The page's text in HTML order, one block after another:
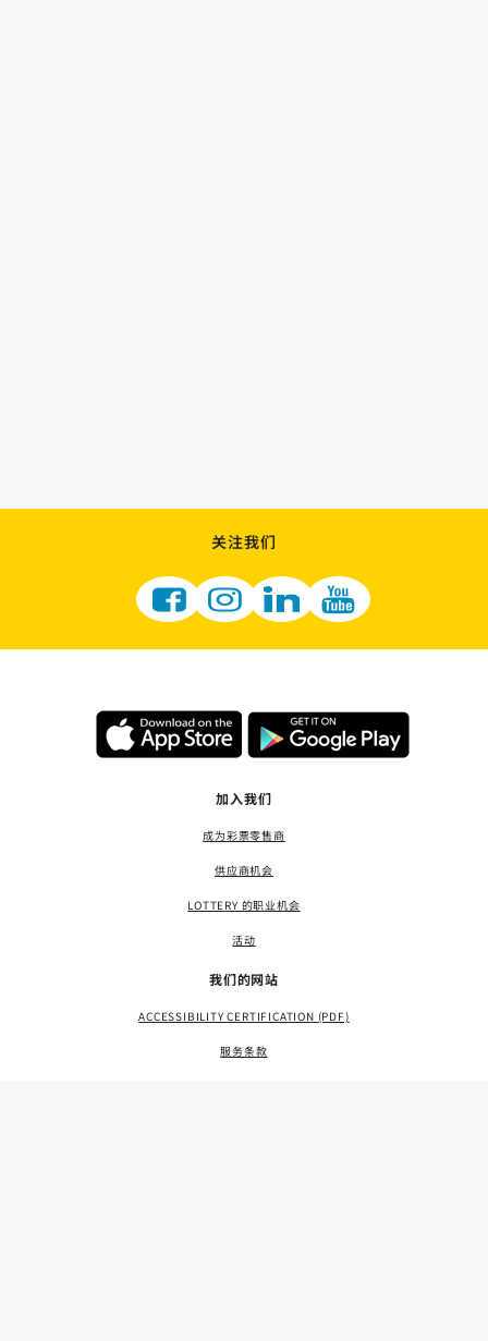
关注我们
加入我们
成为彩票零售商
供应商机会
LOTTERY 的职业机会
活动
我们的网站
ACCESSIBILITY CERTIFICATION (PDF)
服务条款